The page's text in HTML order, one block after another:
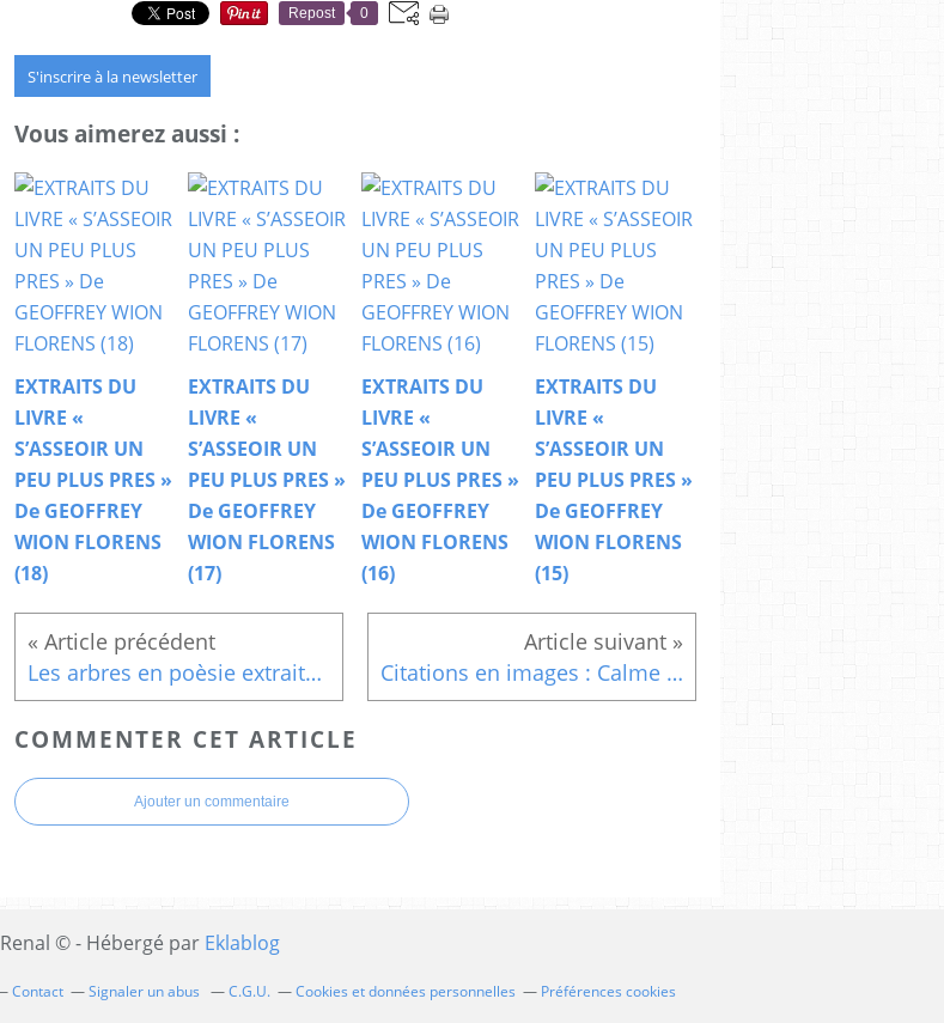
Repost 0
S'inscrire à la newsletter
Vous aimerez aussi :
EXTRAITS DU
LIVRE «
S’ASSEOIR UN
PEU PLUS PRES »
De GEOFFREY
WION FLORENS
(18)
EXTRAITS DU
LIVRE «
S’ASSEOIR UN
PEU PLUS PRES »
De GEOFFREY
WION FLORENS
(17)
EXTRAITS DU
LIVRE «
S’ASSEOIR UN
PEU PLUS PRES »
De GEOFFREY
WION FLORENS
(16)
EXTRAITS DU
LIVRE «
S’ASSEOIR UN
PEU PLUS PRES »
De GEOFFREY
WION FLORENS
(15)
Les arbres en poèsie extraits de « Trente-six chants d’arbres » Le pêcher Citations en images : Calme ton esprit
COMMENTER CET ARTICLE
Ajouter un commentaire
Renal © - Hébergé par Eklablog
Contact Signaler un abus C.G.U. Cookies et données personnelles Préférences cookies